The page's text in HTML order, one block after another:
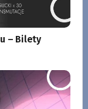
– Bilety